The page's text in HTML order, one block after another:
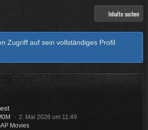
Inhalte suchen
Zugriff auf sein vollständiges Profil
2. Mai 2026 um 11:49
Movies